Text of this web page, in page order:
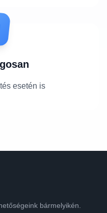
esetén is
bármelyikén.